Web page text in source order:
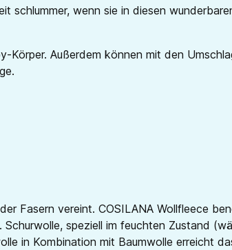
wenn sie in diesen
Körper. Außerdem können mit den
Fasern vereint. COSILANA Wollfleece
speziell im feuchten Zustand
in Kombination mit Baumwolle erreicht